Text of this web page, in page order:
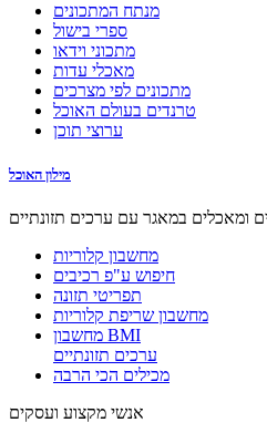
מנתח המתכונים
ספרי בישול
מתכוני וידאו
מאכלי עדות
מתכונים לפי מצרכים
טרנדים בעולם האוכל
ערוצי תוכן
מילון האוכל
מחשבון קלוריות
חיפוש ע"פ רכיבים
תפריטי תזונה
מחשבון שריפת קלוריות
מחשבון BMI
ערכים תזונתיים
מכילים הכי הרבה
אנשי מקצוע ועסקים